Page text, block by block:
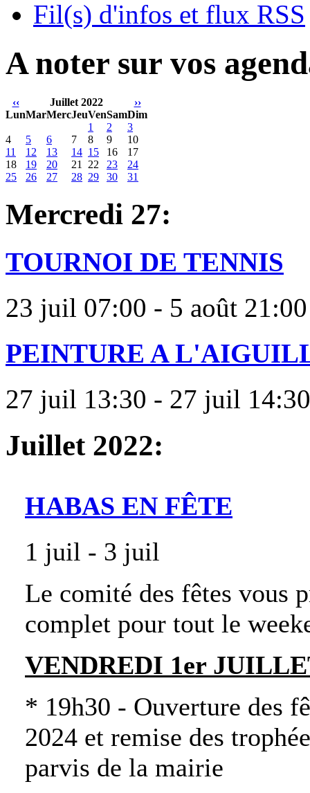
Fil(s) d'infos et flux RSS
A noter sur vos
‹‹ Juillet 2022
››
LunMarMercJeuVenSamDim
1
2
3
4
5 6 7 8 9
10
11
12 13 14 15 16
17
18
19 20 21 22 23
24
25
26 27 28 29 30 31
Mercredi 27:
TOURNOI DE TENNIS
23 juil 07:00 - 5 août 21:00
PEINTURE A
27 juil 13:30 - 27 juil 14:30
Juillet 2022:
HABAS EN FÊTE
1 juil - 3 juil
Le comité des fêtes vous
complet pour tout le
VENDREDI 1er
* 19h30 - Ouverture des
2024 et remise des
parvis de la mairie